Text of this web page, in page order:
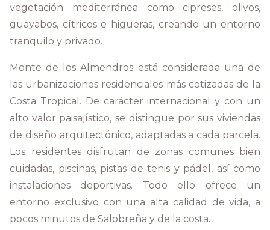
vegetación mediterránea como cipreses, olivos,
guayabos, cítricos e higueras, creando un entorno
tranquilo y privado.
Monte de los Almendros está considerada una de
las urbanizaciones residenciales más cotizadas de la
Costa Tropical. De carácter internacional y con un
alto valor paisajístico, se distingue por sus viviendas
de diseño arquitectónico, adaptadas a cada parcela.
Los residentes disfrutan de zonas comunes bien
cuidadas, piscinas, pistas de tenis y pádel, así como
instalaciones deportivas. Todo ello ofrece un
entorno exclusivo con una alta calidad de vida, a
pocos minutos de Salobreña y de la costa.